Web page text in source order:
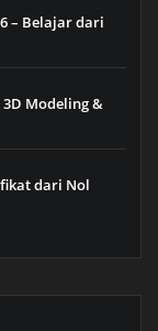
– Belajar dari
Modeling &
dari Nol